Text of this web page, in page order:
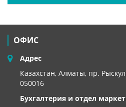
ОФИС
Адрес
Казахстан, Алматы, пр.
050016
Бухгалтерия и отдел